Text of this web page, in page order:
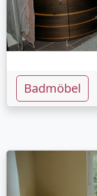
Badmöbel